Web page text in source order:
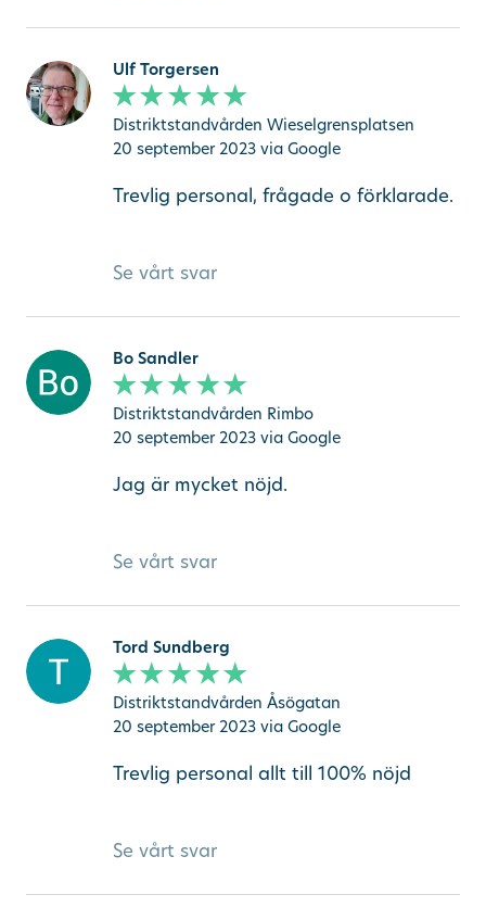
Ulf Torgersen
Distriktstandvården Wieselgrensplatsen
20 september 2023 via Google
Trevlig personal, frågade o förklarade.
Se vårt svar
Bo Sandler
Distriktstandvården Rimbo
20 september 2023 via Google
Jag är mycket nöjd.
Se vårt svar
Tord Sundberg
Distriktstandvården Åsögatan
20 september 2023 via Google
Trevlig personal allt till 100% nöjd
Se vårt svar